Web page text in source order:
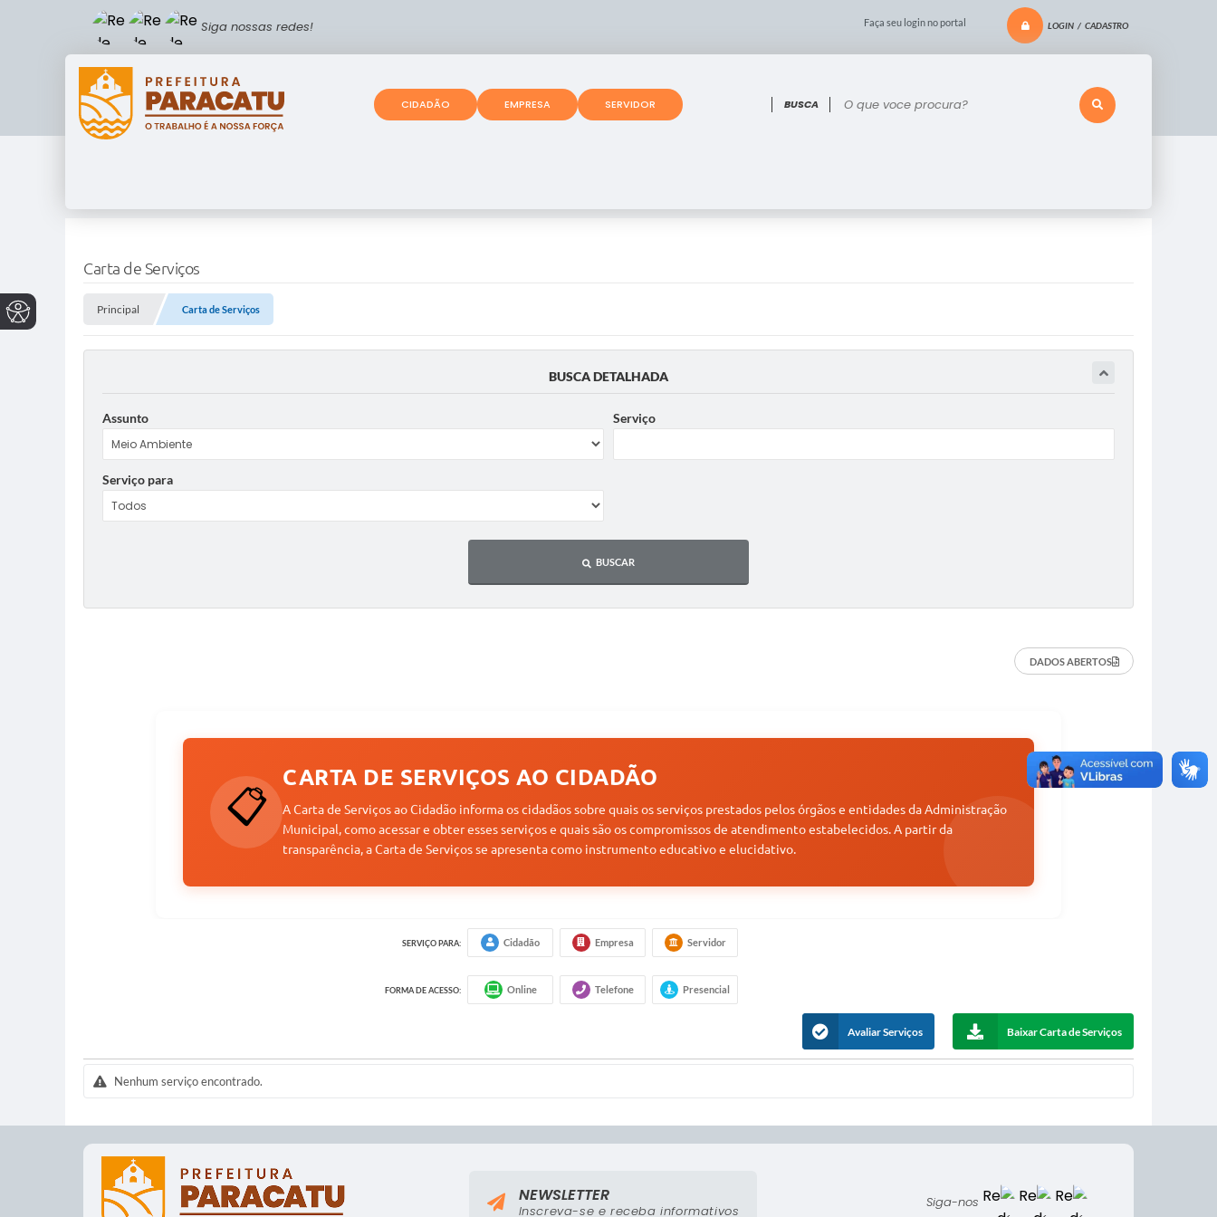
Faça seu login no portal LOGIN / CADASTRO
O que voce procura?
Siga nossas redes!
CIDADÃO EMPRESA SERVIDOR
Carta de Serviços
Principal Carta de Serviços
BUSCA DETALHADA
Assunto Serviço
Serviço para
BUSCAR
DADOS ABERTOS
📋
CARTA DE SERVIÇOS AO CIDADÃO
A Carta de Serviços ao Cidadão informa os cidadãos sobre quais os serviços prestados pelos órgãos e entidades da Administração
Municipal, como acessar e obter esses serviços e quais são os compromissos de atendimento estabelecidos. A partir da
transparência, a Carta de Serviços se apresenta como instrumento educativo e elucidativo.
SERVIÇO PARA: Cidadão Empresa Servidor
FORMA DE ACESSO: Online Telefone Presencial
Avaliar Serviços Baixar Carta de Serviços
Nenhum serviço encontrado.
Siga-nos
NEWSLETTER
Inscreva-se e receba informativos